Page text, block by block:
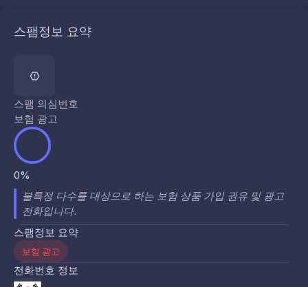
스팸정보 요약
스팸 의심번호
보험 광고
0%
불특정 다수를 대상으로 하는 보험 상품 가입 권유 및 광고
전화입니다.
스팸정보 요약
보험 광고
전화번호 정보